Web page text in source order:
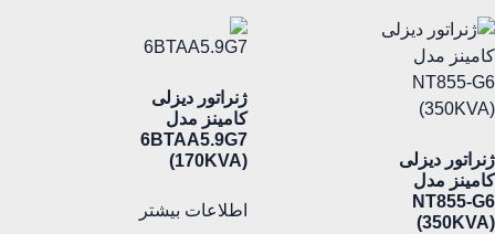
ژنراتور دیزلی
کامینز مدل
NT855-G6
(350KVA)
ژنراتور دیزلی
کامینز مدل
6BTAA5.9G7
(170KVA)
اطلاعات بیشتر